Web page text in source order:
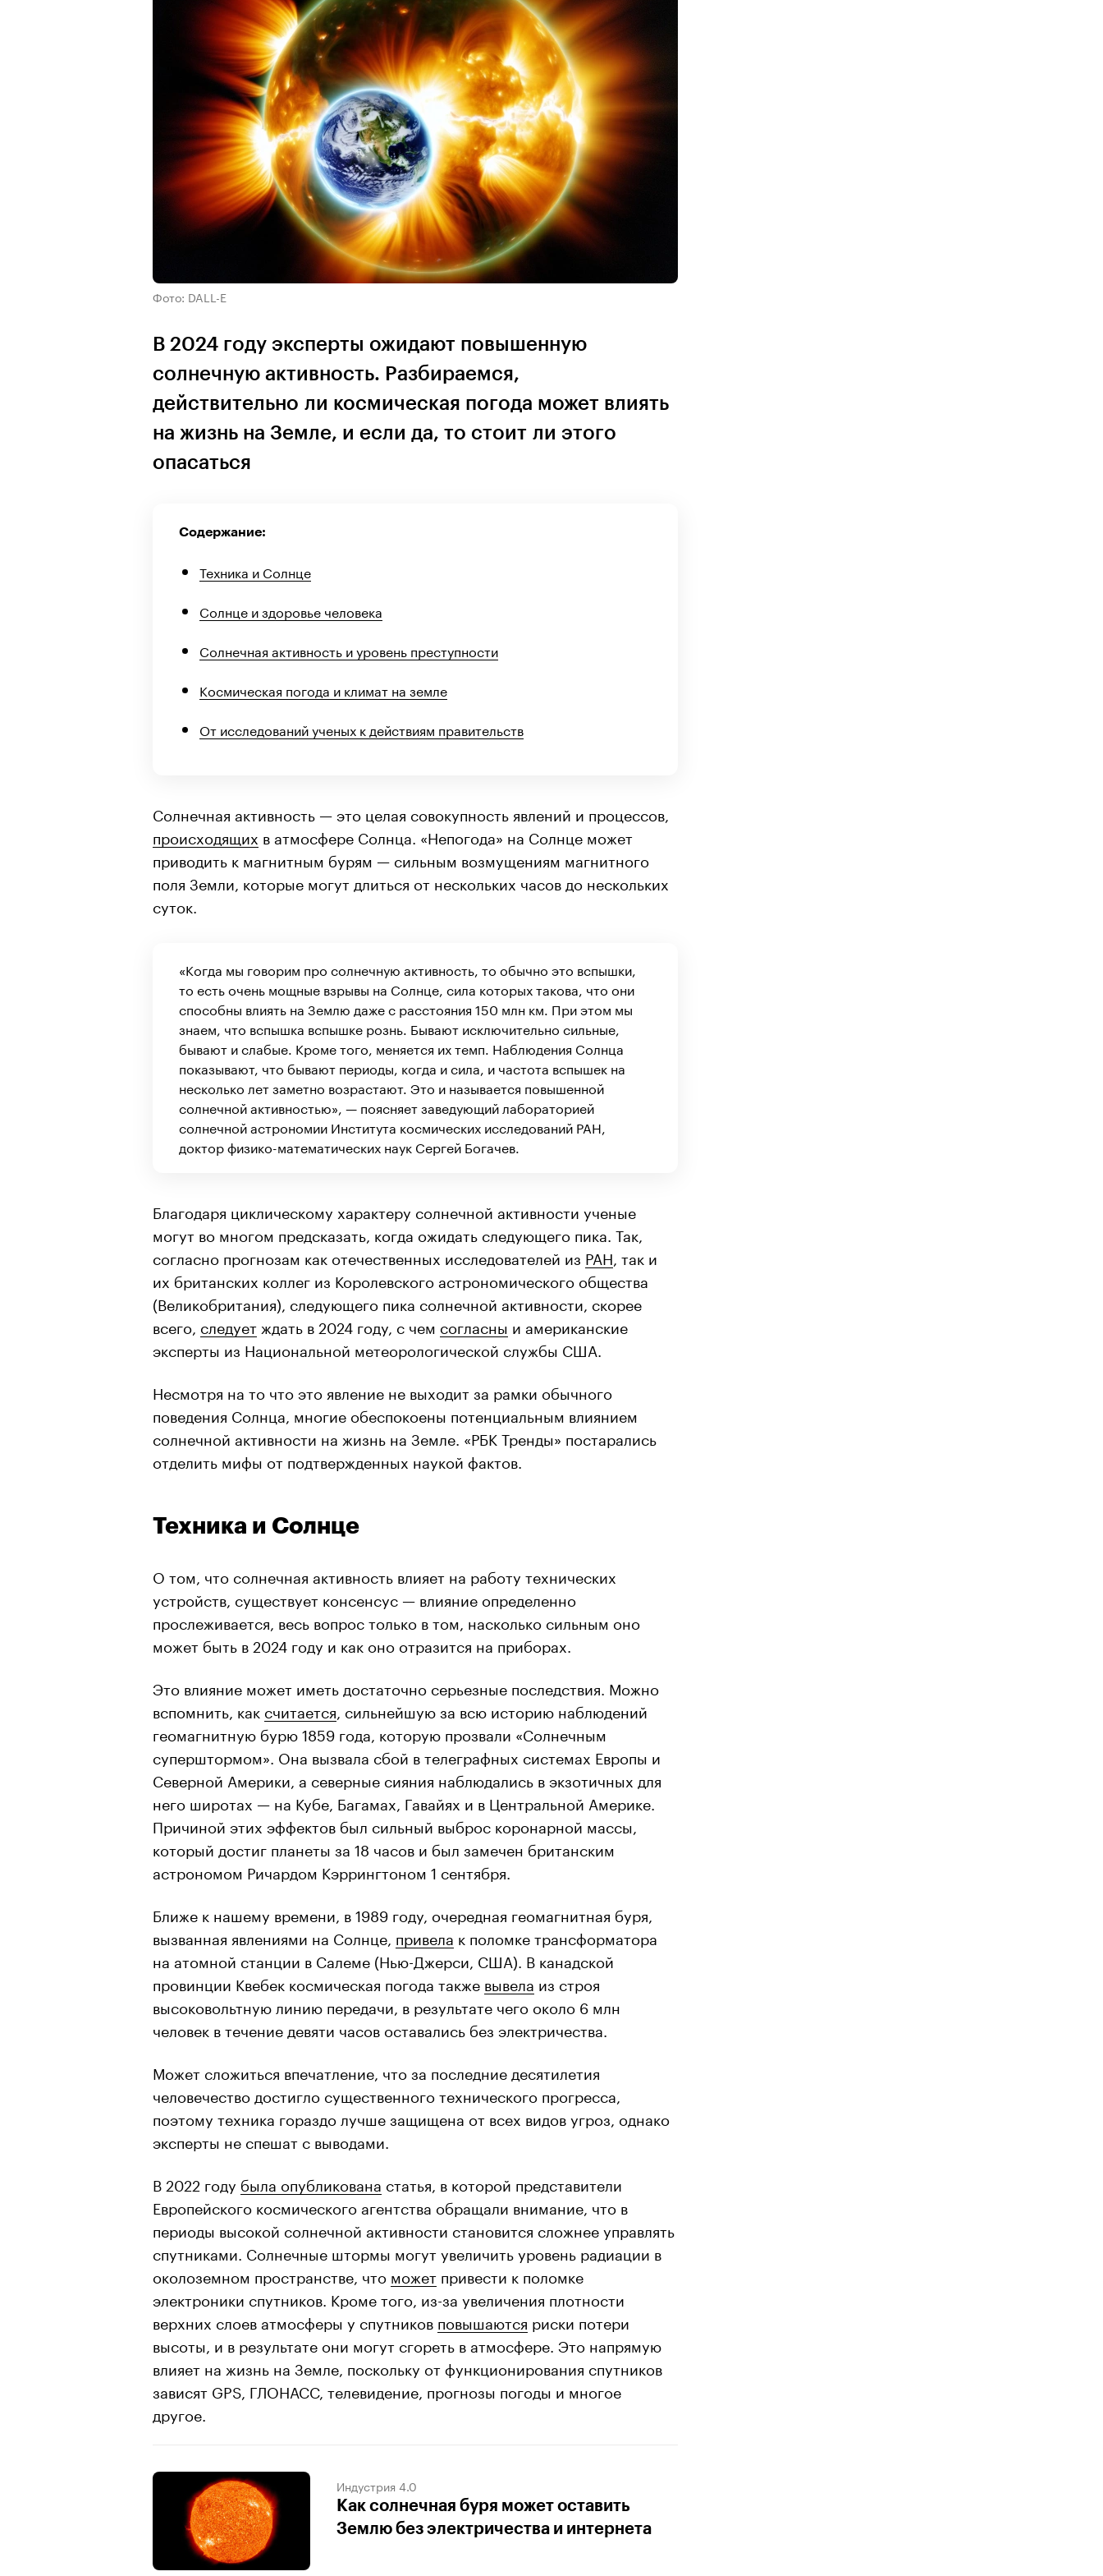
Фото: DALL-E
В 2024 году эксперты ожидают повышенную
солнечную активность. Разбираемся,
действительно ли космическая погода может влиять
на жизнь на Земле, и если да, то стоит ли этого
опасаться
Содержание:
Техника и Солнце
Солнце и здоровье человека
Солнечная активность и уровень преступности
Космическая погода и климат на земле
От исследований ученых к действиям правительств
Солнечная активность — это целая совокупность явлений и процессов,
происходящих в атмосфере Солнца. «Непогода» на Солнце может
приводить к магнитным бурям — сильным возмущениям магнитного
поля Земли, которые могут длиться от нескольких часов до нескольких
суток.
«Когда мы говорим про солнечную активность, то обычно это вспышки,
то есть очень мощные взрывы на Солнце, сила которых такова, что они
способны влиять на Землю даже с расстояния 150 млн км. При этом мы
знаем, что вспышка вспышке рознь. Бывают исключительно сильные,
бывают и слабые. Кроме того, меняется их темп. Наблюдения Солнца
показывают, что бывают периоды, когда и сила, и частота вспышек на
несколько лет заметно возрастают. Это и называется повышенной
солнечной активностью», — поясняет заведующий лабораторией
солнечной астрономии Института космических исследований РАН,
доктор физико-математических наук Сергей Богачев.
Благодаря циклическому характеру солнечной активности ученые
могут во многом предсказать, когда ожидать следующего пика. Так,
согласно прогнозам как отечественных исследователей из РАН , так и
их британских коллег из Королевского астрономического общества
(Великобритания), следующего пика солнечной активности, скорее
всего, следует ждать в 2024 году, с чем согласны и американские
эксперты из Национальной метеорологической службы США.
Несмотря на то что это явление не выходит за рамки обычного
поведения Солнца, многие обеспокоены потенциальным влиянием
солнечной активности на жизнь на Земле. «РБК Тренды» постарались
отделить мифы от подтвержденных наукой фактов.
Техника и Солнце
О том, что солнечная активность влияет на работу технических
устройств, существует консенсус — влияние определенно
прослеживается, весь вопрос только в том, насколько сильным оно
может быть в 2024 году и как оно отразится на приборах.
Это влияние может иметь достаточно серьезные последствия. Можно
вспомнить, как считается , сильнейшую за всю историю наблюдений
геомагнитную бурю 1859 года, которую прозвали «Солнечным
суперштормом». Она вызвала сбой в телеграфных системах Европы и
Северной Америки, а северные сияния наблюдались в экзотичных для
него широтах — на Кубе, Багамах, Гавайях и в Центральной Америке.
Причиной этих эффектов был сильный выброс коронарной массы,
который достиг планеты за 18 часов и был замечен британским
астрономом Ричардом Кэррингтоном 1 сентября.
Ближе к нашему времени, в 1989 году, очередная геомагнитная буря,
вызванная явлениями на Солнце, привела к поломке трансформатора
на атомной станции в Салеме (Нью-Джерси, США). В канадской
провинции Квебек космическая погода также вывела из строя
высоковольтную линию передачи, в результате чего около 6 млн
человек в течение девяти часов оставались без электричества.
Может сложиться впечатление, что за последние десятилетия
человечество достигло существенного технического прогресса,
поэтому техника гораздо лучше защищена от всех видов угроз, однако
эксперты не спешат с выводами.
В 2022 году была опубликована статья, в которой представители
Европейского космического агентства обращали внимание, что в
периоды высокой солнечной активности становится сложнее управлять
спутниками. Солнечные штормы могут увеличить уровень радиации в
околоземном пространстве, что может привести к поломке
электроники спутников. Кроме того, из-за увеличения плотности
верхних слоев атмосферы у спутников повышаются риски потери
высоты, и в результате они могут сгореть в атмосфере. Это напрямую
влияет на жизнь на Земле, поскольку от функционирования спутников
зависят GPS, ГЛОНАСС, телевидение, прогнозы погоды и многое
другое.
Индустрия 4.0
Как солнечная буря может оставить
Землю без электричества и интернета